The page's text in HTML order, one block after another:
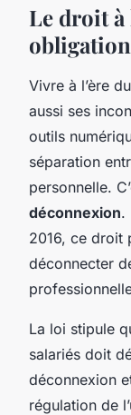
Le droit à
Vivre à l’ère
aussi ses
outils
séparation
personnelle.
déconnexion.
2016, ce droit
déconnecter
La loi stipule
salariés doit
déconnexion
régulation de